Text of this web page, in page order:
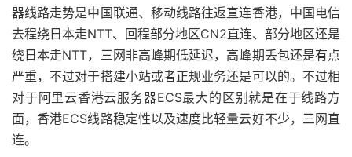
器线路走势是中国联通、移动线路往返直连香港，中国电信
去程绕日本走NTT、回程部分地区CN2直连、部分地区还是
绕日本走NTT，三网非高峰期低延迟，高峰期丢包还是有点
严重，不过对于搭建小站或者正规业务还是可以的。不过相
对于阿里云香港云服务器ECS最大的区别就是在于线路方
面，香港ECS线路稳定性以及速度比轻量云好不少，三网直
连。